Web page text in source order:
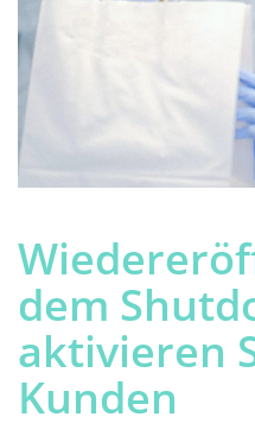
dem
aktivieren
Kunden